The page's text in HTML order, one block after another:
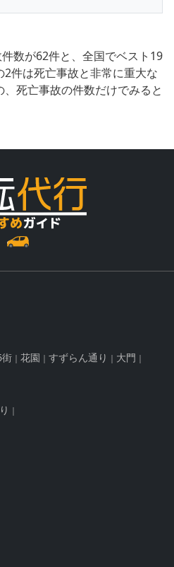
数が62件と、全国でベスト19
件は死亡事故と非常に重大な
死亡事故の件数だけでみると
花園 すずらん通り
大門